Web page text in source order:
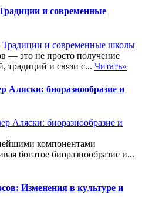
и современные
— это не просто получение
традиций и связи с... Читать»
Аляски: биоразнообразие и
компонентами
богатое биоразнообразие и...
Изменения в культуре и